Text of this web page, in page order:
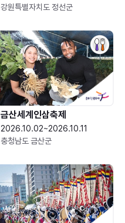
강원특별자치도 정선군
금산세계인삼축제
2026.10.02~2026.10.11
충청남도 금산군